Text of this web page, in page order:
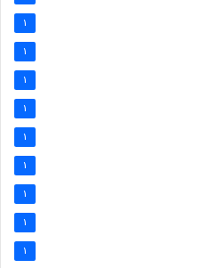
1
1
1
1
1
1
1
1
1